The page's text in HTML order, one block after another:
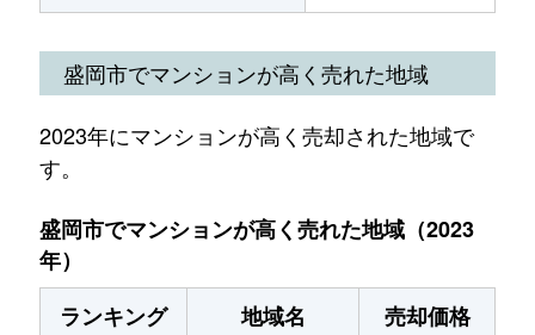
盛岡市でマンションが高く売れた地域
2023年にマンションが高く売却された地域で
す。
盛岡市でマンションが高く売れた地域（2023
年）
ランキング
地域名
売却価格